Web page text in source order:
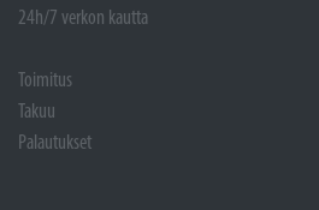
24h/7 verkon kautta
Toimitus
Takuu
Palautukset